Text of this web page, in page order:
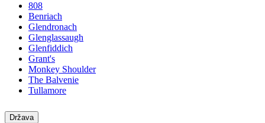
808
Benriach
Glendronach
Glenglassaugh
Glenfiddich
Grant's
Monkey Shoulder
The Balvenie
Tullamore
Država